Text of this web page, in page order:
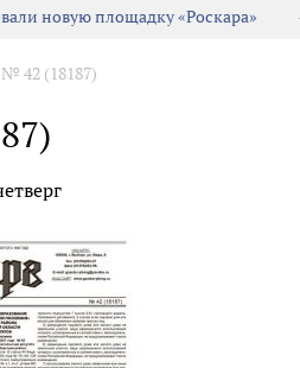
новую площадку «Роскара»
№ 42 (18187)